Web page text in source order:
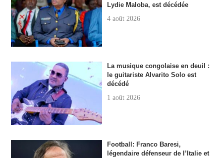
Lydie Maloba, est décédée
4 août 2026
La musique congolaise en deuil :
le guitariste Alvarito Solo est
décédé
1 août 2026
Football: Franco Baresi,
légendaire défenseur de l’Italie et